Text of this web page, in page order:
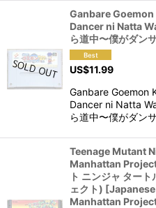
Ganbare
Dancer ni Natta
ら道中〜僕がダン
US$11.99
Ganbare Goemon
Dancer ni Natta
ら道中〜僕がダン
Teenage Mutant
Manhattan
ト ニンジャ ター
ェクト)
Manhattan